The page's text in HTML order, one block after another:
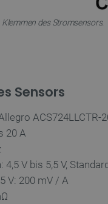
Klemmen des Stromsensors.
Sensors
ACS724LLCTR-
20 A
V bis 5,5 V,
V: 200 mV / A
critCartData